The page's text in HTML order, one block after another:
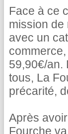
Face à ce
mission de
avec un
59,90€/an.
tous, La
précarité,
Après
Fourche